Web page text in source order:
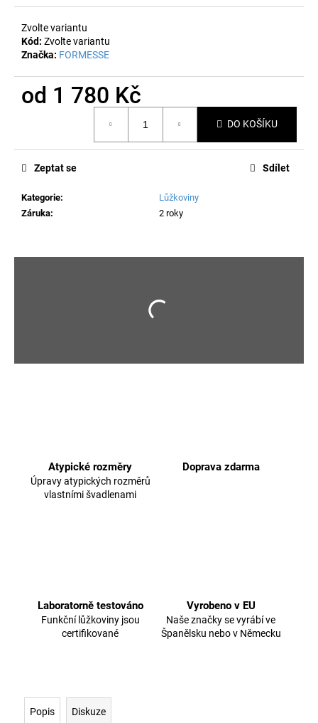
Zvolte variantu
Kód: Zvolte variantu
Značka: FORMESSE
od 1 780 Kč
DO KOŠÍKU
Kategorie:
Lůžkoviny
Záruka: 2 roky
Zeptat se Sdílet
Atypické rozměry
Úpravy atypických rozměrů
vlastními švadlenami
Doprava zdarma
Laboratorně testováno
Funkční lůžkoviny jsou
certifikované
Vyrobeno v EU
Naše značky se vyrábí ve
Španělsku nebo v Německu
Popis Diskuze